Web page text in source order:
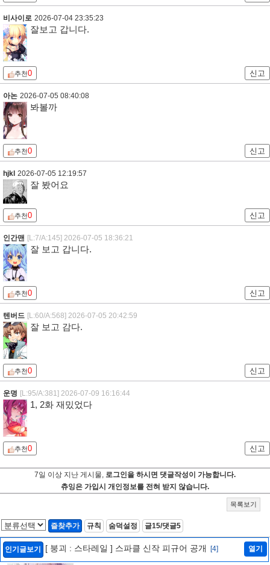
비사이로 2026-07-04 23:35:23
잘보고 갑니다.
추천0 신고
아논 2026-07-05 08:40:08
봐볼까
추천0 신고
hjkl 2026-07-05 12:19:57
잘 봤어요
추천0 신고
인간맨 [L:7/A:145] 2026-07-05 18:36:21
잘 보고 갑니다.
추천0 신고
텐버드 [L:60/A:568] 2026-07-05 20:42:59
잘 보고 감다.
추천0 신고
운명 [L:95/A:381] 2026-07-09 16:16:44
1, 2화 재밌었다
추천0 신고
7일 이상 지난 게시물, 로그인을 하시면 댓글작성이 가능합니다.
츄잉은 가입시 개인정보를 전혀 받지 않습니다.
목록보기
즐찾추가 규칙 숨덕설정 글15/댓글5
인기글보기 [ 붕괴 : 스타레일 ] 스파클 신작 피규어 공개 [4] 열기